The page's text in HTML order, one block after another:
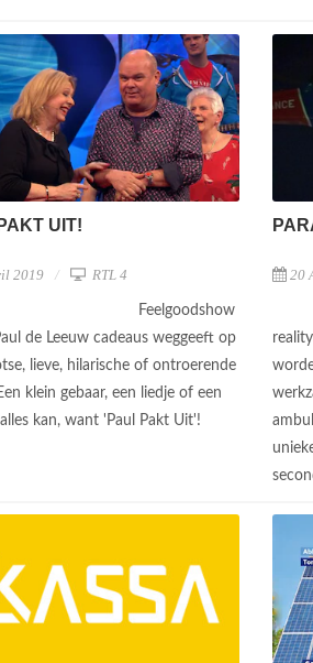
UIT!
2019 RTL 4
Feelgoodshow
de Leeuw cadeaus weggeeft op
lieve, hilarische of ontroerende
klein gebaar, een liedje of een
kan, want 'Paul Pakt Uit'!
20